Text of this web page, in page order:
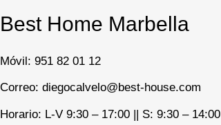
Best Home Marbella
Móvil: 951 82 01 12
Correo: diegocalvelo@best-house.com
Horario: L-V 9:30 – 17:00 || S: 9:30 – 14:00